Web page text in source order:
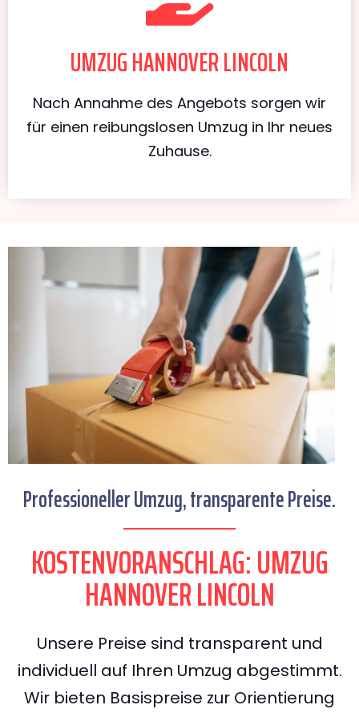
UMZUG HANNOVER LINCOLN
Nach Annahme des Angebots sorgen wir
für einen reibungslosen Umzug in Ihr neues
Zuhause.
Professioneller Umzug, transparente Preise.
KOSTENVORANSCHLAG: UMZUG
HANNOVER LINCOLN
Unsere Preise sind transparent und
individuell auf Ihren Umzug abgestimmt.
Wir bieten Basispreise zur Orientierung